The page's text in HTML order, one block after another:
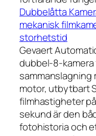
Dubbelåtta
mekanisk
storhetstid
Gevaert
dubbel-8-kamera
sammanslagning
motor, utbytbart
filmhastigheter
sekund är den
fotohistoria och